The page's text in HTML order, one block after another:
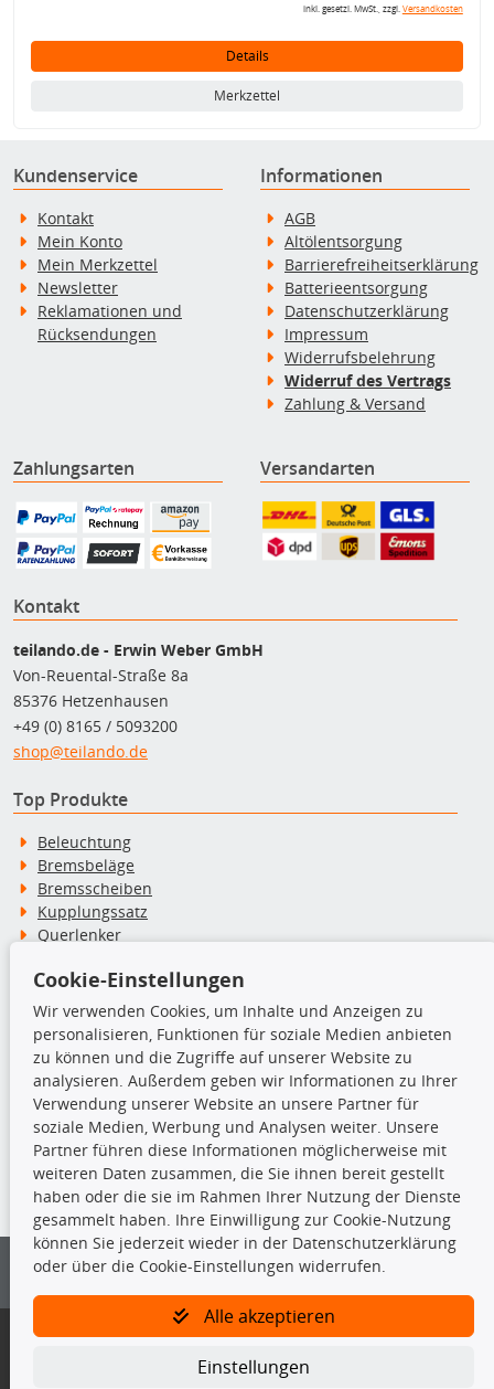
inkl. gesetzl. MwSt., zzgl.Versandkosten
Details
Merkzettel
Kundenservice
Kontakt
Mein Konto
Mein Merkzettel
Newsletter
Reklamationen und
Rücksendungen
Informationen
AGB
Altölentsorgung
Barrierefreiheitserklärung
Batterieentsorgung
Datenschutzerklärung
Impressum
Widerrufsbelehrung
Widerruf des Vertrags
Zahlung & Versand
Zahlungsarten Versandarten
Kontakt
teilando.de - Erwin Weber GmbH
Von-Reuental-Straße 8a
85376 Hetzenhausen
+49 (0) 8165 / 5093200
shop@teilando.de
Top Produkte
Beleuchtung
Bremsbeläge
Bremsscheiben
Kupplungssatz
Querlenker
Stoßdämpfer
TecDoc Inside
Die hier angezeigten Daten insbesondere die gesamte Datenbank dürfen
nicht kopiert werden.
Es ist zu unterlassen, die Daten oder die gesamte Datenbank ohne
vorherige Zustimmung von TecDoc zu vervielfältigen, zu verbreiten
und/oder diese Handlungen durch Dritte ausführen zu lassen. Ein
Bitte prüfen Sie, ob das über unseren Onlineshop identifizierte Ersatzteil
Gegebenenfalls sind ergänzende Informationen notwendig, um
Cookie-Einstellungen
Wir verwenden Cookies, um Inhalte und Anzeigen zu
personalisieren, Funktionen für soziale Medien anbieten
zu können und die Zugriffe auf unserer Website zu
analysieren. Außerdem geben wir Informationen zu Ihrer
Verwendung unserer Website an unsere Partner für
soziale Medien, Werbung und Analysen weiter. Unsere
Partner führen diese Informationen möglicherweise mit
weiteren Daten zusammen, die Sie ihnen bereit gestellt
haben oder die sie im Rahmen Ihrer Nutzung der Dienste
gesammelt haben. Ihre Einwilligung zur Cookie-Nutzung
können Sie jederzeit wieder in der Datenschutzerklärung
oder über die Cookie-Einstellungen widerrufen.
Alle akzeptieren
Einstellungen